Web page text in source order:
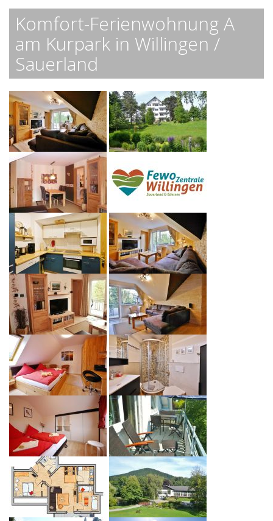
Komfort-Ferienwohnung A
am Kurpark in Willingen /
Sauerland